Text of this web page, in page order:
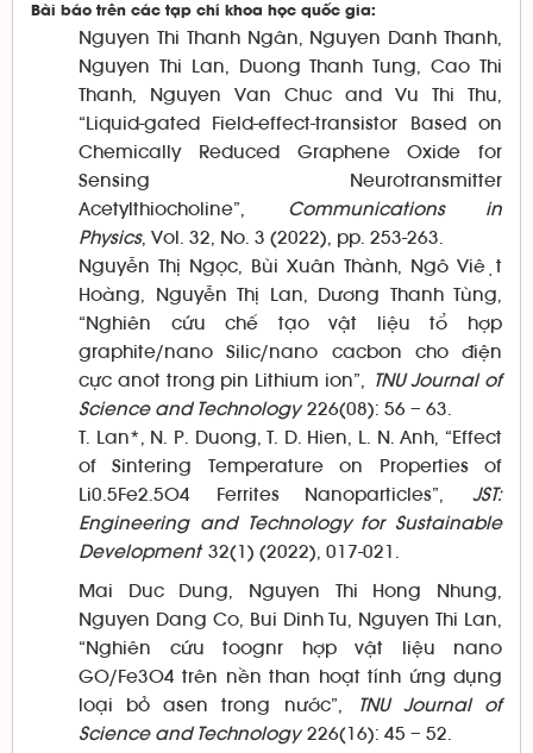
Bài báo trên các tạp chí khoa học quốc gia:
Nguyen Thi Thanh Ngân, Nguyen Danh Thanh,
Nguyen Thi Lan, Duong Thanh Tung, Cao Thi
Thanh, Nguyen Van Chuc and Vu Thi Thu,
“Liquid-gated Field-effect-transistor Based on
Chemically Reduced Graphene Oxide for
Sensing Neurotransmitter
Acetylthiocholine”, Communications in
Physics, Vol. 32, No. 3 (2022), pp. 253-263.
Nguyễn Thị Ngọc, Bùi Xuân Thành, Ngô Việt
Hoàng, Nguyễn Thị Lan, Dương Thanh Tùng,
“Nghiên cứu chế tạo vật liệu tổ hợp
graphite/nano Silic/nano cacbon cho điện
cực anot trong pin Lithium ion”,
TNU Journal of
Science and Technology226(08): 56 – 63.
T. Lan*, N. P. Duong, T. D. Hien, L. N. Anh, “Effect
of Sintering Temperature on Properties of
Li0.5Fe2.5O4 Ferrites Nanoparticles”, JST:
Engineering and Technology for Sustainable
Development 32(1) (2022), 017-021.
Mai Duc Dung, Nguyen Thi Hong Nhung,
Nguyen Dang Co, Bui Dinh Tu, Nguyen Thi Lan,
“Nghiên cứu toognr hợp vật liệu nano
GO/Fe3O4 trên nền than hoạt tính ứng dụng
loại bỏ asen trong nước”,
TNU Journal of
Science and Technology226(16): 45 – 52.